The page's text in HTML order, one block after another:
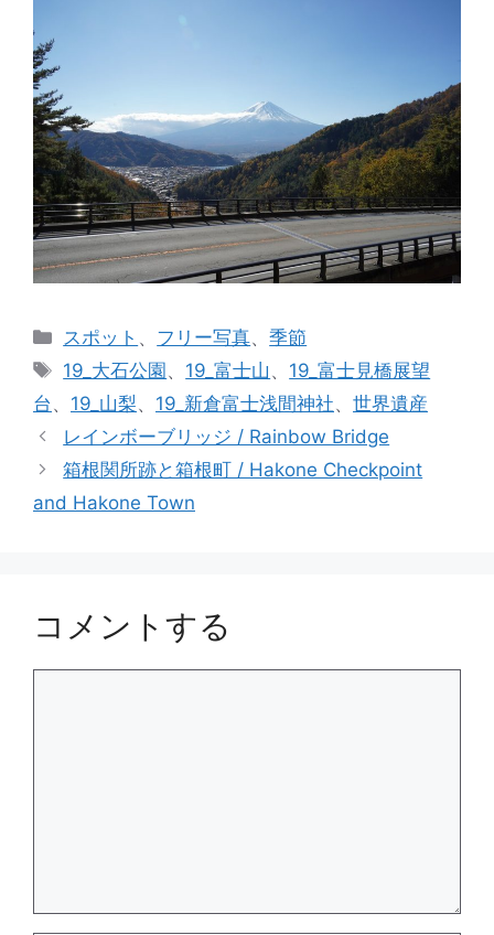
カ
テ
リ
ー
スポット 、 フリー写真、季節
タ
グ
19_大石公園、 19_富士山 、 19_富士見橋展望
台 、 19_山梨、 19_新倉富士浅間神社、 世界遺産
レインボーブリッジ / Rainbow Bridge
箱根関所跡と箱根町 / Hakone Checkpoint
and Hakone Town
コメントする